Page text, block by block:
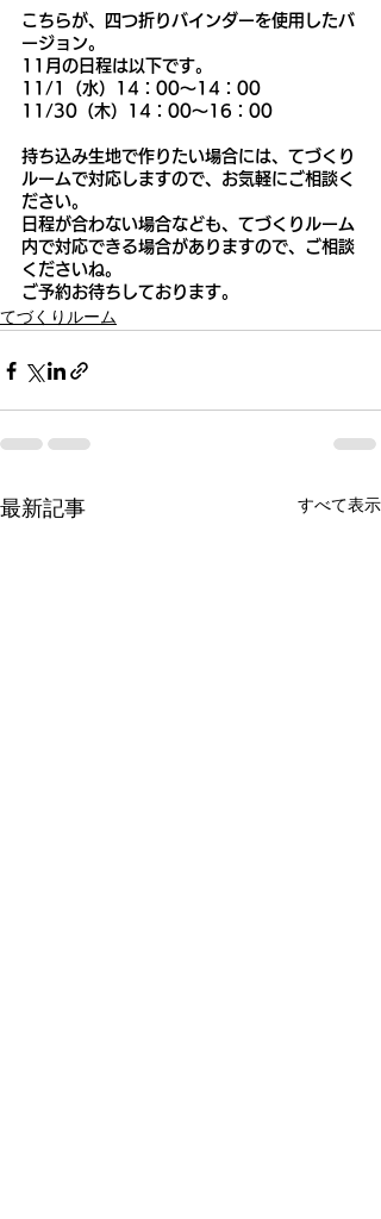
こちらが、四つ折りバインダーを使用したバ
ージョン。
11月の日程は以下です。
11/1（水）14：00～14：00
11/30（木）14：00～16：00
持ち込み生地で作りたい場合には、てづくり
ルームで対応しますので、お気軽にご相談く
ださい。
日程が合わない場合なども、てづくりルーム
内で対応できる場合がありますので、ご相談
くださいね。
ご予約お待ちしております。
てづくりルーム
最新記事 すべて表示